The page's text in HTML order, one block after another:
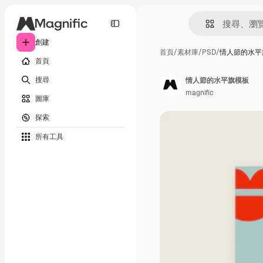
創建
首頁
搜尋
圖庫
探索
所有工具
首頁/素材庫/PSD/情人節的水
情人節的水平旗模板
magnific